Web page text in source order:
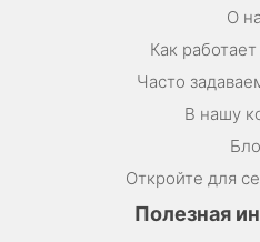
О
Как
Часто
В нашу
Откройте для
Полезная